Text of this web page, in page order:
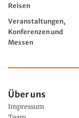
Reisen
Veranstaltungen,
Konferenzen und
Messen
Über uns
Impressum